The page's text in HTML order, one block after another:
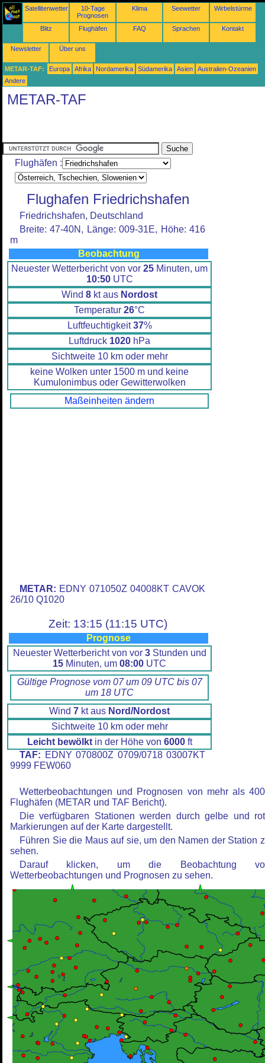
Satellitenwetter
10-Tage
Prognosen
Klima Seewetter Wirbelstürme
Blitz Flughäfen FAQ Sprachen Kontakt
Newsletter Über uns
METAR-TAF: Europa Afrika Nordamerika Südamerika Asien
Australien-Ozeanien
Andere
METAR-TAF
Flughäfen :
Flughafen Friedrichshafen
Friedrichshafen, Deutschland
Breite: 47-40N, Länge: 009-31E, Höhe: 416
m
Beobachtung
Neuester Wetterbericht von vor 25 Minuten, um
10:50UTC
Wind 8 kt aus Nordost
Temperatur 26°C
Luftfeuchtigkeit37%
Luftdruck 1020 hPa
Sichtweite 10 km oder mehr
keine Wolken unter 1500 m und keine
Kumulonimbus oder Gewitterwolken
Maßeinheiten ändern
METAR: EDNY 071050Z 04008KT CAVOK
26/10 Q1020
Zeit: 13:15 (11:15 UTC)
Prognose
Neuester Wetterbericht von vor 3Stunden und
15 Minuten, um 08:00 UTC
Gültige Prognose vom 07 um 09 UTC bis 07
um 18 UTC
Wind 7 kt aus Nord/Nordost
Sichtweite 10 km oder mehr
Leicht bewölktin der Höhe von 6000ft
TAF: EDNY 070800Z 0709/0718 03007KT
9999 FEW060
Wetterbeobachtungen und Prognosen von mehr als
Flughäfen (METAR und TAF Bericht).
Die verfügbaren Stationen werden durch gelbe und
Markierungen auf der Karte dargestellt.
Führen Sie die Maus auf sie, um den Namen der Station
sehen.
Darauf klicken, um die Beobachtung
Wetterbeobachtungen und Prognosen zu sehen.